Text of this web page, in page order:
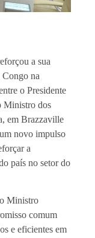
a sua
Congo na
o Presidente
Ministro dos
em Brazzaville
novo impulso
a
país no setor do
Ministro
comum
e eficientes em